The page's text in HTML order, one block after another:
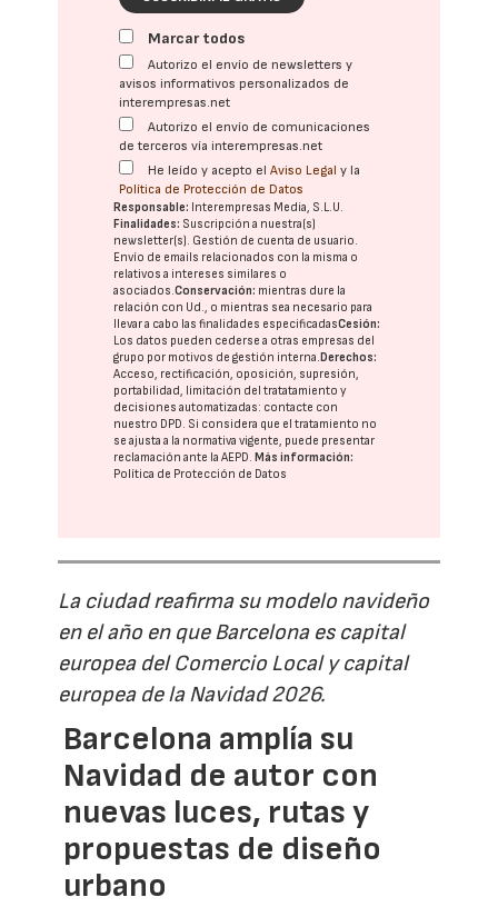
Marcar todos
Autorizo el envío de newsletters y
avisos informativos personalizados de
interempresas.net
Autorizo el envío de comunicaciones
de terceros vía interempresas.net
He leído y acepto elAviso Legal y la
Política de Protección de Datos
Responsable: Interempresas Media, S.L.U.
Finalidades: Suscripción a nuestra(s)
newsletter(s). Gestión de cuenta de usuario.
Envío de emails relacionados con la misma o
relativos a intereses similares o
asociados.Conservación: mientras dure la
relación con Ud., o mientras sea necesario para
llevar a cabo las finalidades especificadasCesión:
Los datos pueden cederse a otras empresas del
grupo por motivos de gestión interna.Derechos:
Acceso, rectificación, oposición, supresión,
portabilidad, limitación del tratatamiento y
decisiones automatizadas: contacte con
nuestro DPD. Si considera que el tratamiento no
se ajusta a la normativa vigente, puede presentar
reclamación ante laAEPD.Más información:
Política de Protección de Datos
La ciudad reafirma su modelo navideño
en el año en que Barcelona es capital
europea del Comercio Local y capital
europea de la Navidad 2026.
Barcelona amplía su
Navidad de autor con
nuevas luces, rutas y
propuestas de diseño
urbano